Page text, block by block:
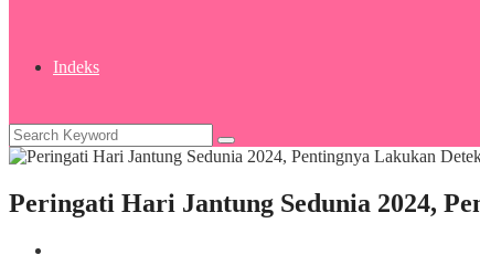
Indeks
Peringati Hari Jantung Sedunia 2024,